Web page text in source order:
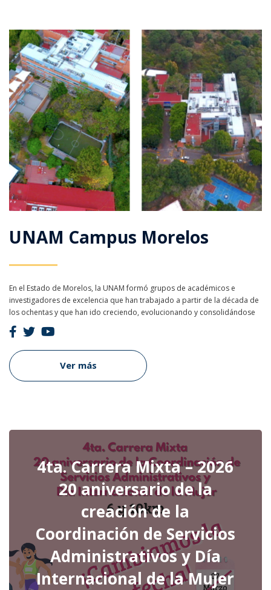
UNAM Campus Morelos
En el Estado de Morelos, la UNAM formó grupos de académicos e
investigadores de excelencia que han trabajado a partir de la década de
los ochentas y que han ido creciendo, evolucionando y consolidándose
Ver más
4ta. Carrera Mixta – 2026
20 aniversario de la
creación de la
Coordinación de Servicios
Administrativos y Día
Internacional de la Mujer